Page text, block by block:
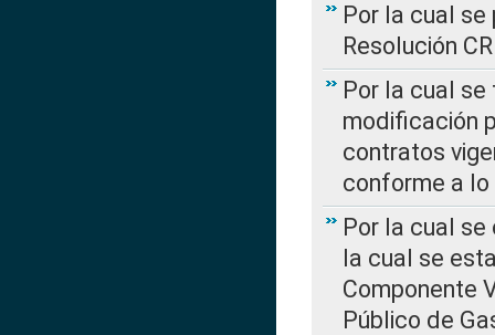
Por la cual
Resolución
Por la cual
modificación
contratos
conforme a lo
Por la cual se
la cual se
Componente
Público de